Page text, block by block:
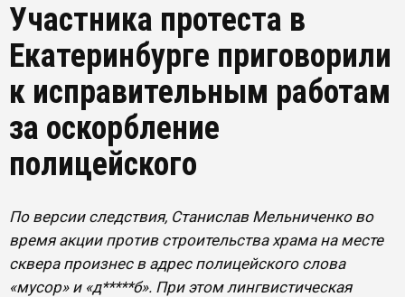
Участника протеста в
Екатеринбурге приговорили
к исправительным работам
за оскорбление
полицейского
По версии следствия, Станислав Мельниченко во
время акции против строительства храма на месте
сквера произнес в адрес полицейского слова
«мусор» и «д*****б». При этом лингвистическая